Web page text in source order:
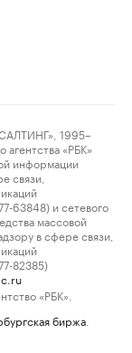
1995–
«РБК»
информации
связи,
63848) и сетевого
массовой
в сфере связи,
82385)
«РБК».
биржа